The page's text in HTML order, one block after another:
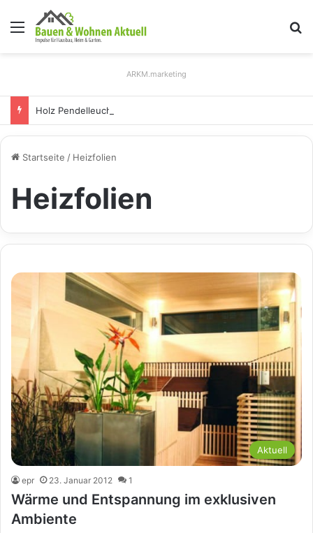
Menü
ARKM.marketing
Startseite / Heizfolien
Heizfolien
Aktuell
epr 23. Januar 2012 1
Wärme und Entspannung im exklusiven
Ambiente